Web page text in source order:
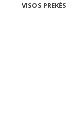
VISOS PREKĖS